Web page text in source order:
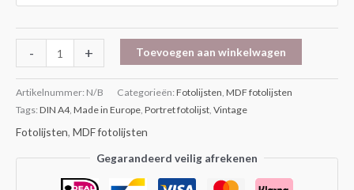
- + Toevoegen aan winkelwagen
Artikelnummer: N/B Categorieën: Fotolijsten, MDF fotolijsten
Tags: DIN A4, Made in Europe, Portret fotolijst, Vintage
Fotolijsten, MDF fotolijsten
Gegarandeerd veilig afrekenen